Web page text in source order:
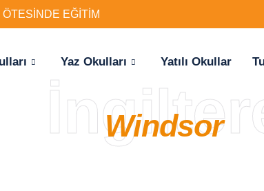
EĞİTİM
Yaz Okulları Yatılı Okullar
Windsor